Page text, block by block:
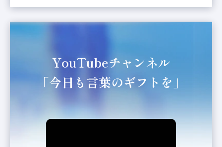
YouTubeチャンネル
「今日も言葉のギフトを」